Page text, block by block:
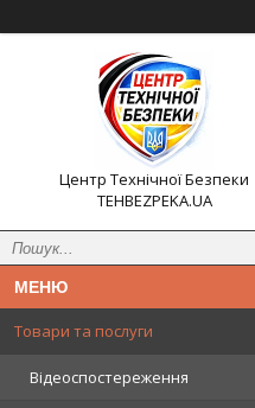
Центр Технічної Безпеки
TEHBEZPEKA.UA
Товари та послуги
Відеоспостереження